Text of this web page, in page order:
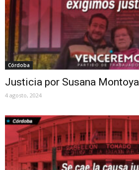
Córdoba
Justicia por Susana Montoya
4 agosto, 2024